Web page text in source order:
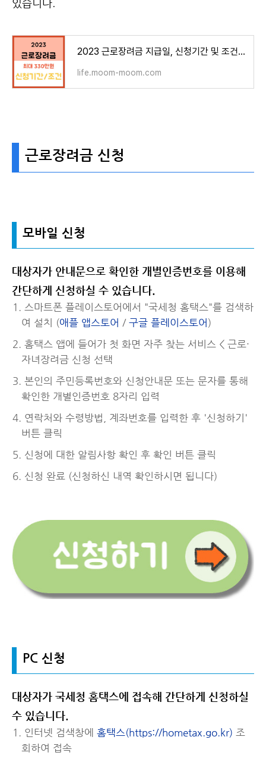
있습니다.
2023 근로장려금 지급일, 신청기간 및 조건 알아보기
life.moom-moom.com
근로장려금 신청
모바일 신청
대상자가 안내문으로 확인한 개별인증번호를 이용해
간단하게 신청하실 수 있습니다.
스마트폰 플레이스토어에서 "국세청 홈택스"를 검색하
여 설치 (애플 앱스토어 / 구글 플레이스토어 )
홈택스 앱에 들어가 첫 화면 자주 찾는 서비스 < 근로·
자녀장려금 신청 선택
본인의 주민등록번호와 신청안내문 또는 문자를 통해
확인한 개별인증번호 8자리 입력
연락처와 수령방법, 계좌번호를 입력한 후 '신청하기'
버튼 클릭
신청에 대한 알림사항 확인 후 확인 버튼 클릭
신청 완료 (신청하신 내역 확인하시면 됩니다)
PC 신청
대상자가 국세청 홈택스에 접속해 간단하게 신청하실
수 있습니다.
인터넷 검색창에 홈택스(https://hometax.go.kr) 조
회하여 접속